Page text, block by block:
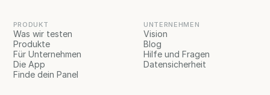
PRODUKT
Was wir testen
Produkte
Für Unternehmen
Die App
Finde dein Panel
UNTERNEHMEN
Vision
Blog
Hilfe und Fragen
Datensicherheit